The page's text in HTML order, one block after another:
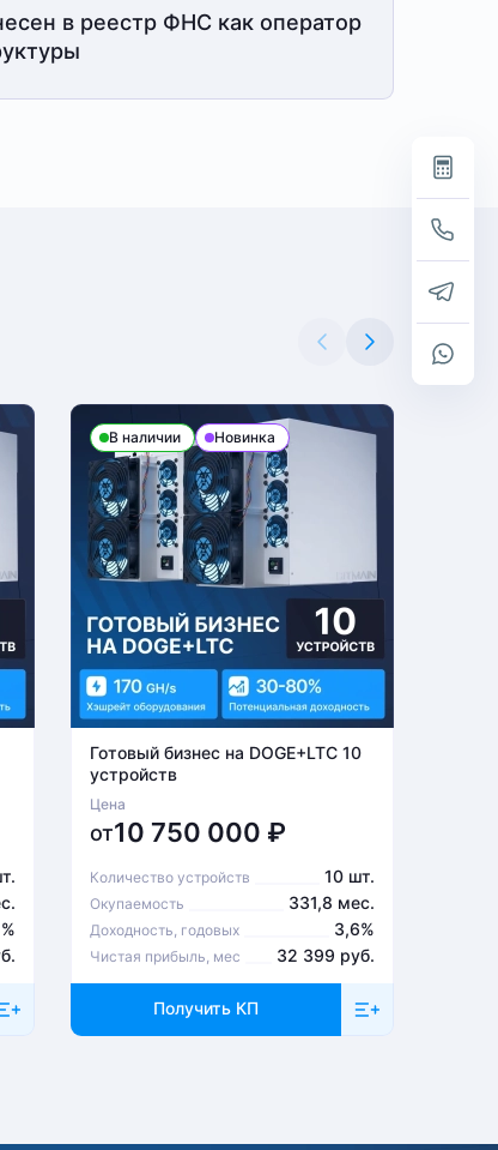
в реестр ФНС как оператор
В наличии Новинка
Готовый бизнес на DOGE+LTC 10
устройств
Цена
от10 750 000 ₽
Количество устройств 10 шт.
Окупаемость 331,8 мес.
Доходность, годовых 3,6%
Чистая прибыль, мес 32 399 руб.
Получить КП